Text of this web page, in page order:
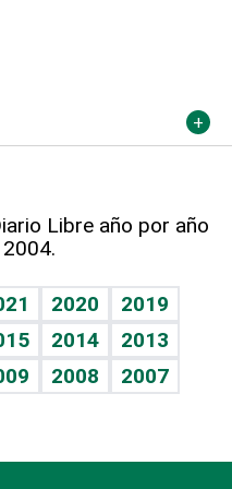
Libre año por año
2020
2019
2014
2013
2008
2007